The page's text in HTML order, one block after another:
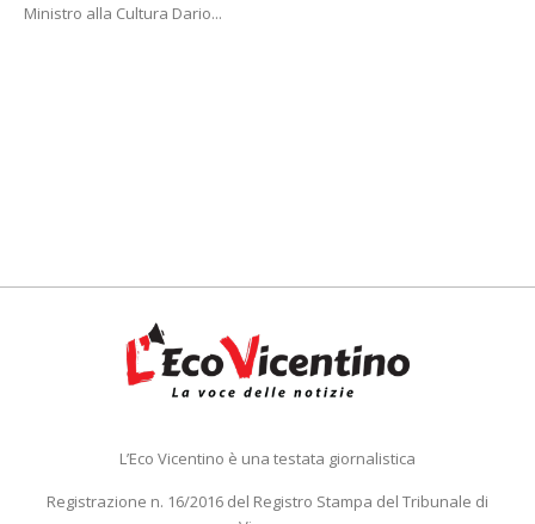
Ministro alla Cultura Dario...
L’Eco Vicentino è una testata giornalistica
Registrazione n. 16/2016 del Registro Stampa del Tribunale di